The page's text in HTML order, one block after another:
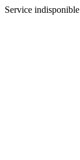
Service indisponible